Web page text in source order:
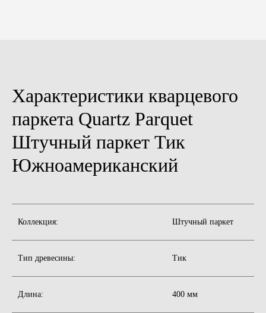
Характеристики кварцевого
паркета Quartz Parquet
Штучный паркет Тик
Южноамериканский
Коллекция: Штучный паркет
Тип древесины: Тик
Длина: 400 мм